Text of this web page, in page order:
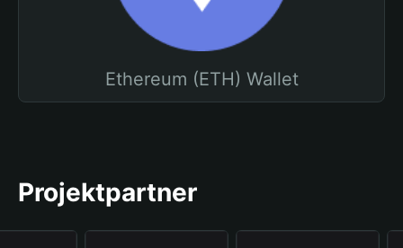
Ethereum (ETH) Wallet
Projektpartner